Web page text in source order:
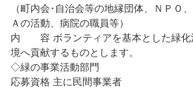
（町内会･自治会等の地縁団体、ＮＰＯ
Ａの活動、病院の職員等）
内 容 ボランティアを基本とした緑化
境へ貢献するものとします。
◇緑の事業活動部門
応募資格 主に民間事業者